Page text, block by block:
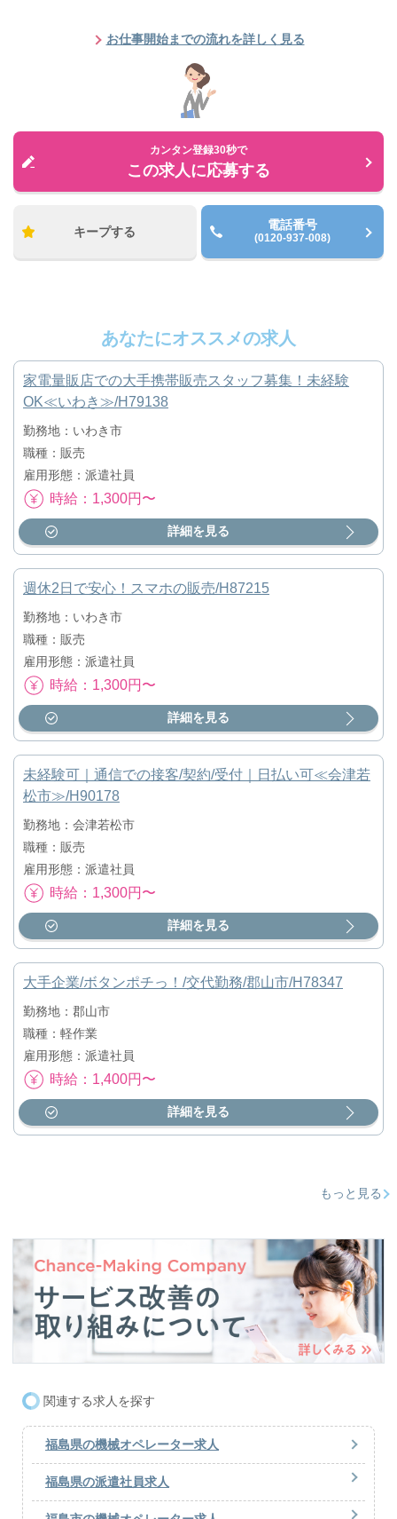
お仕事開始までの流れを詳しく見る
カンタン登録30秒で
この求人に応募する
キープする 電話番号
(0120-937-008)
あなたにオススメの求人
家電量販店での大手携帯販売スタッフ募集！未経験
OK≪いわき≫/H79138
勤務地：いわき市
職種：販売
雇用形態：派遣社員
時給：1,300円〜
詳細を見る
週休2日で安心！スマホの販売/H87215
勤務地：いわき市
職種：販売
雇用形態：派遣社員
時給：1,300円〜
詳細を見る
未経験可｜通信での接客/契約/受付｜日払い可≪会津若
松市≫/H90178
勤務地：会津若松市
職種：販売
雇用形態：派遣社員
時給：1,300円〜
詳細を見る
大手企業/ボタンポチっ！/交代勤務/郡山市/H78347
勤務地：郡山市
職種：軽作業
雇用形態：派遣社員
時給：1,400円〜
詳細を見る
もっと見る
関連する求人を探す
福島県の機械オペレーター求人
福島県の派遣社員求人